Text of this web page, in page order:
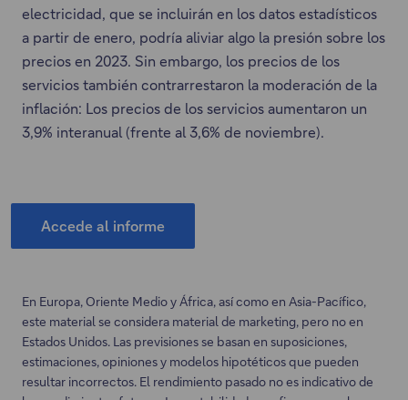
electricidad, que se incluirán en los datos estadísticos
a partir de enero, podría aliviar algo la presión sobre los
precios en 2023. Sin embargo, los precios de los
servicios también contrarrestaron la moderación de la
inflación: Los precios de los servicios aumentaron un
3,9% interanual (frente al 3,6% de noviembre).
Accede al informe
Este
abrirá
en
una
nueva
En Europa, Oriente Medio y África, así como en Asia-Pacífico,
este material se considera material de marketing, pero no en
Estados Unidos. Las previsiones se basan en suposiciones,
estimaciones, opiniones y modelos hipotéticos que pueden
resultar incorrectos. El rendimiento pasado no es indicativo de